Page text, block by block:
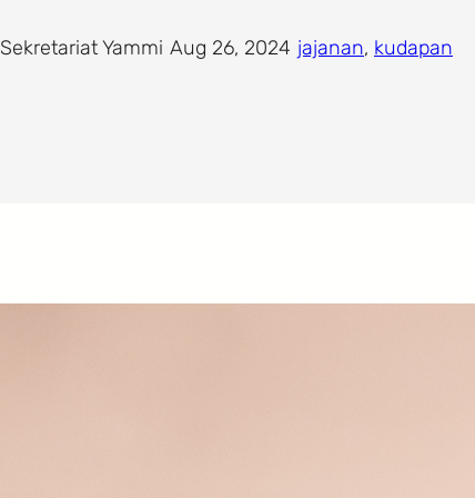
Sekretariat Yammi Aug 26, 2024 jajanan, kudapan